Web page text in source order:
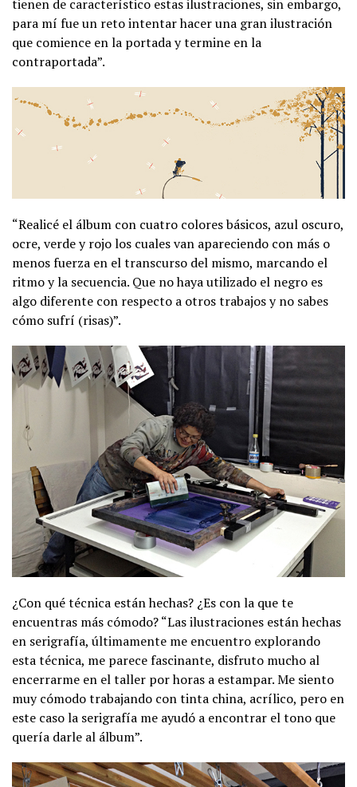
tienen de característico estas ilustraciones, sin embargo,
para mí fue un reto intentar hacer una gran ilustración
que comience en la portada y termine en la
contraportada”.
“Realicé el álbum con cuatro colores básicos, azul oscuro,
ocre, verde y rojo los cuales van apareciendo con más o
menos fuerza en el transcurso del mismo, marcando el
ritmo y la secuencia. Que no haya utilizado el negro es
algo diferente con respecto a otros trabajos y no sabes
cómo sufrí (risas)”.
¿Con qué técnica están hechas? ¿Es con la que te
encuentras más cómodo? “Las ilustraciones están hechas
en serigrafía, últimamente me encuentro explorando
esta técnica, me parece fascinante, disfruto mucho al
encerrarme en el taller por horas a estampar. Me siento
muy cómodo trabajando con tinta china, acrílico, pero en
este caso la serigrafía me ayudó a encontrar el tono que
quería darle al álbum”.